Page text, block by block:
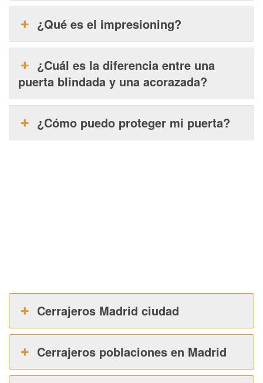
¿Qué es el impresioning?
¿Cuál es la diferencia entre una
puerta blindada y una acorazada?
¿Cómo puedo proteger mi puerta?
Cerrajeros Madrid ciudad
Cerrajeros poblaciones en Madrid